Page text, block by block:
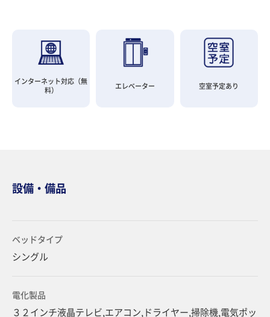
インターネット対応（無
料）
エレベーター 空室予定あり
設備・備品
ベッドタイプ
シングル
電化製品
３２インチ液晶テレビ,エアコン,ドライヤー,掃除機,電気ポッ